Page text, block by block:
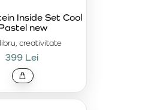
creativitate
Inside Set Cool
new
399 Lei